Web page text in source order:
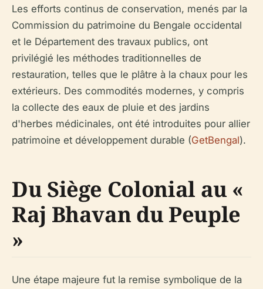
Les efforts continus de conservation, menés par la
Commission du patrimoine du Bengale occidental
et le Département des travaux publics, ont
privilégié les méthodes traditionnelles de
restauration, telles que le plâtre à la chaux pour les
extérieurs. Des commodités modernes, y compris
la collecte des eaux de pluie et des jardins
d'herbes médicinales, ont été introduites pour allier
patrimoine et développement durable (GetBengal).
Du Siège Colonial au «
Raj Bhavan du Peuple
»
Une étape majeure fut la remise symbolique de la